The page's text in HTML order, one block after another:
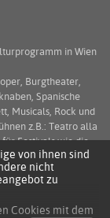
in Wien
Burgtheater,
Spanische
Musicals, Rock und
z.B.: Teatro alla
Festivals wie die
Service und
von ihnen sind
nicht
zu
Cookies mit dem